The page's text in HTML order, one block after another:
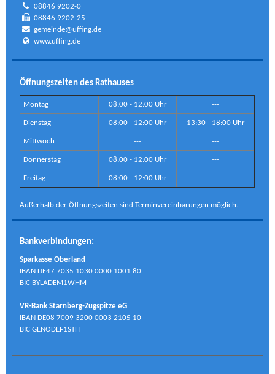
08846 9202-0
08846 9202-25
gemeinde@uffing.de
www.uffing.de
Öffnungszeiten des Rathauses
Montag 08:00 - 12:00 Uhr ---
Dienstag 08:00 - 12:00 Uhr 13:30 - 18:00 Uhr
Mittwoch --- ---
Donnerstag 08:00 - 12:00 Uhr ---
Freitag 08:00 - 12:00 Uhr ---
Außerhalb der Öffnungszeiten sind Terminvereinbarungen möglich.
Bankverbindungen:
Sparkasse Oberland
IBAN DE47 7035 1030 0000 1001 80
BIC BYLADEM1WHM
VR-Bank Starnberg-Zugspitze eG
IBAN DE08 7009 3200 0003 2105 10
BIC GENODEF1STH